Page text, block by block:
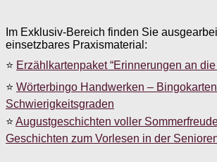
Im Exklusiv-Bereich finden Sie
einsetzbares Praxismaterial:
⭐ Erzählkartenpaket “Erinnerungen an
⭐ Wörterbingo Handwerken –
Schwierigkeitsgraden
⭐ Augustgeschichten voller
Geschichten zum Vorlesen in der